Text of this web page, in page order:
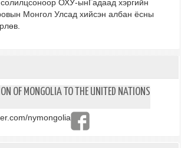
ОХУ-ынГадаад хэргийн
Монгол Улсад хийсэн албан ёсны
OF MONGOLIA TO THE UNITED NATIONS
nymongolia